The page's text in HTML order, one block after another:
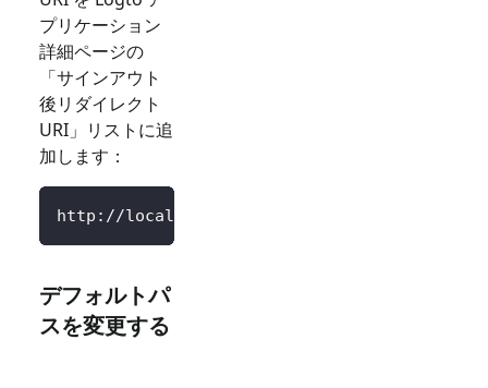
プリケーション
詳細ページの
「サインアウト
後リダイレクト
URI」リストに追
加します：
http://localhost:3000/SignedOutCallback
デフォルトパ
スを変更する